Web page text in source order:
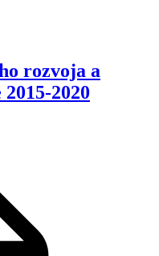
rozvoja a
2020